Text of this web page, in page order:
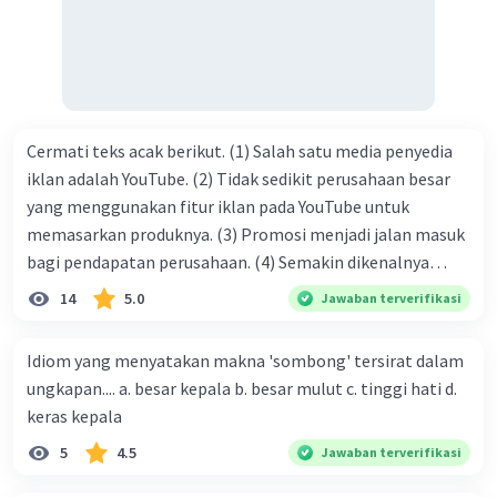
Cermati teks acak berikut. (1) Salah satu media penyedia
iklan adalah YouTube. (2) Tidak sedikit perusahaan besar
yang menggunakan fitur iklan pada YouTube untuk
memasarkan produknya. (3) Promosi menjadi jalan masuk
bagi pendapatan perusahaan. (4) Semakin dikenalnya
suatu produk oleh konsumen, semakin besar pula peluang
perusahaan kepada konsumen. Urutan yang tepat agar
menjadi teks eksposisi yang padu adalah .... A. (1)-(2)-(3)-
(4)-(5) B. (2)-(1)-(3)-(4)-(5) C. (3)-(1)-(2)-(5)-(4) D. (3)-(5)-
(4)-(1)-(2) E. (5)-(1)-(3)-(4)-(2)
14 5.0 Jawaban terverifikasi
Idiom yang menyatakan makna 'sombong' tersirat dalam
ungkapan.... a. besar kepala b. besar mulut c. tinggi hati d.
keras kepala
5 4.5 Jawaban terverifikasi